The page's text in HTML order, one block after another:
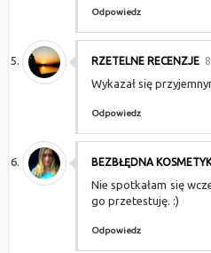
Odpowiedz
RZETELNE RECENZJE
Wykazał się
Odpowiedz
BEZBŁĘDNA
Nie spotkałam się
go przetestuję. :)
Odpowiedz